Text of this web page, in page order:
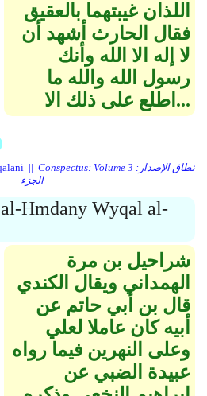
اللذان غيبتهما بالعقيق
فقال الحارث أشهد أن
لا إله الا الله وأنك
رسول الله والله ما
اطلع على ذلك الا...
|| Conspectus: Volume 3 نطاق الإصدار:
الجزء
Hmdany Wyqal al-
شراحيل بن مرة
الهمداني ويقال الكندي
قال بن أبي حاتم عن
أبيه كان عاملا لعلي
وعلى النهرين فيما رواه
عبيدة الضبي عن